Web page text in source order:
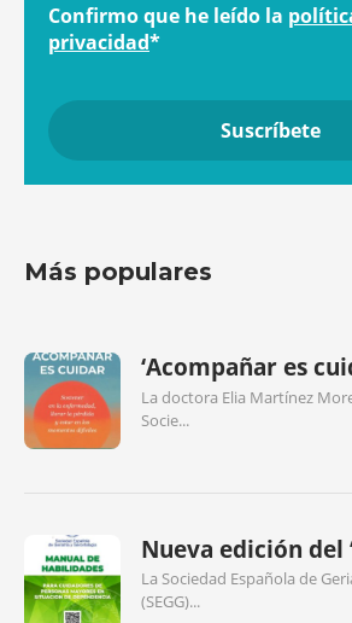
Confirmo que he leído la
privacidad*
Más populares
‘Acompañar es
La doctora Elia Martínez
Socie...
Nueva edición del
La Sociedad Española de
(SEGG)...